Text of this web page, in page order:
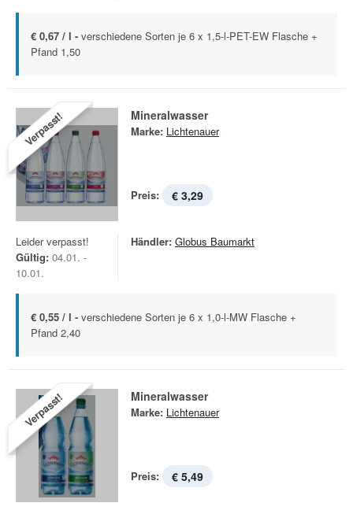
€ 0,67 / l - verschiedene Sorten je 6 x 1,5-l-PET-EW Flasche +
Pfand 1,50
Verpasst! Mineralwasser
Marke: Lichtenauer
Preis: € 3,29
Leider verpasst!
Gültig: 04.01. -
10.01.
Händler: Globus Baumarkt
€ 0,55 / l - verschiedene Sorten je 6 x 1,0-l-MW Flasche +
Pfand 2,40
Verpasst! Mineralwasser
Marke: Lichtenauer
Preis: € 5,49